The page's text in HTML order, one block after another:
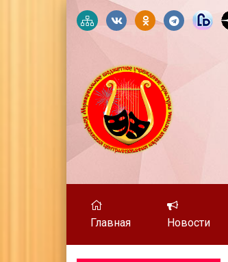
Главная Новости